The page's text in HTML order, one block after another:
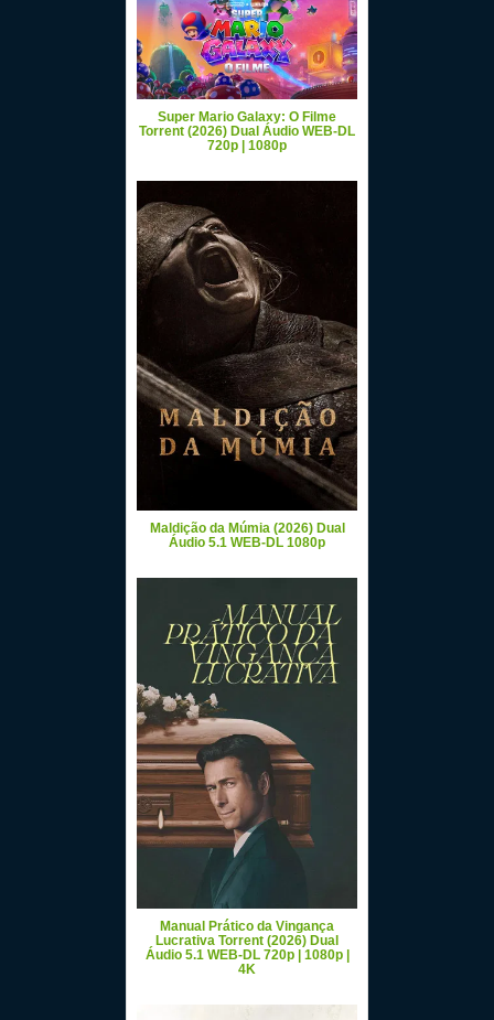
Super Mario Galaxy: O Filme
Torrent (2026) Dual Áudio WEB-DL
720p | 1080p
Maldição da Múmia (2026) Dual
Áudio 5.1 WEB-DL 1080p
Manual Prático da Vingança
Lucrativa Torrent (2026) Dual
Áudio 5.1 WEB-DL 720p | 1080p |
4K